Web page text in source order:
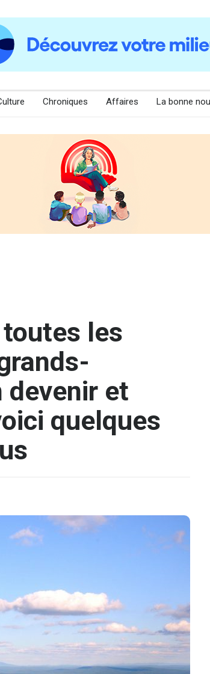
Chroniques Affaires La bonne
les
devenir et
quelques